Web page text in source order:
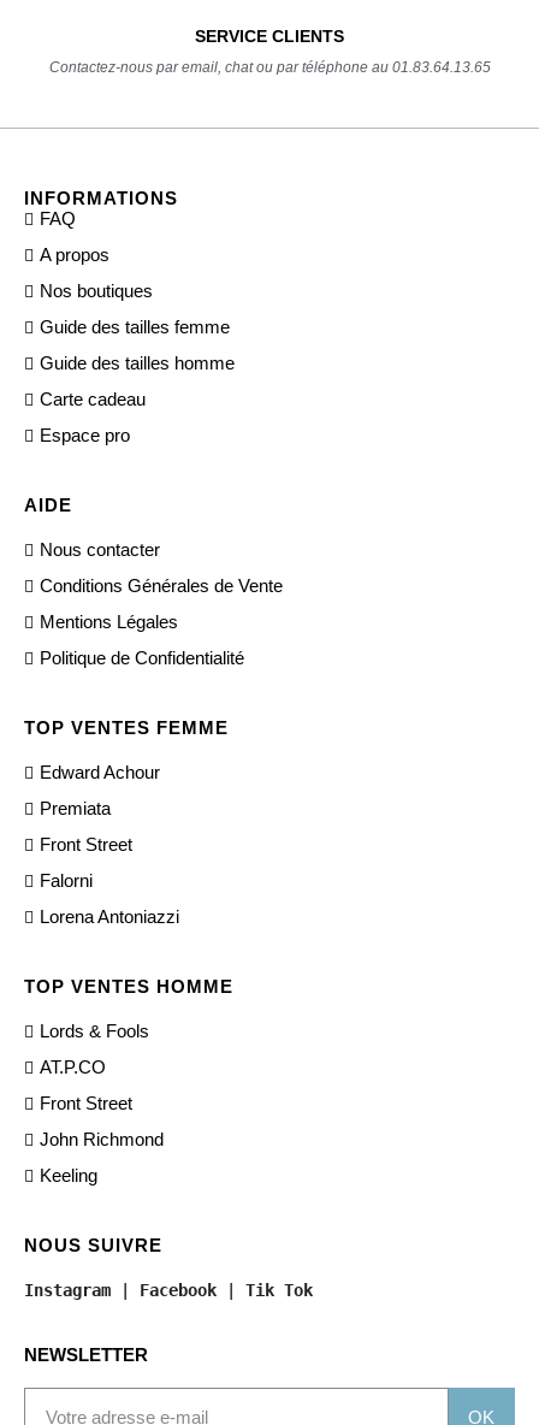
SERVICE CLIENTS
Contactez-nous par email, chat ou par téléphone au 01.83.64.13.65
INFORMATIONS
FAQ
A propos
Nos boutiques
Guide des tailles femme
Guide des tailles homme
Carte cadeau
Espace pro
AIDE
Nous contacter
Conditions Générales de Vente
Mentions Légales
Politique de Confidentialité
TOP VENTES FEMME
Edward Achour
Premiata
Front Street
Falorni
Lorena Antoniazzi
TOP VENTES HOMME
Lords & Fools
AT.P.CO
Front Street
John Richmond
Keeling
NOUS SUIVRE
Instagram Facebook Tik Tok
NEWSLETTER
OK